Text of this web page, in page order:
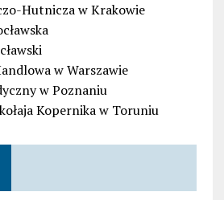
Hutnicza w Krakowie
w Warszawie
w Poznaniu
Kopernika w Toruniu